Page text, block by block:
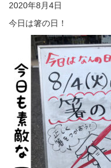
2020年8月4日
今日は箸の日！